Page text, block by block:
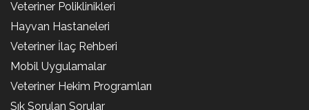
Veteriner Poliklinikleri
Hayvan Hastaneleri
Veteriner İlaç Rehberi
Mobil Uygulamalar
Veteriner Hekim Programları
Sık Sorulan Sorular